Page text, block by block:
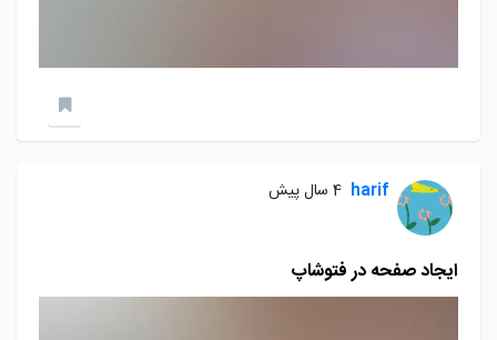
harif 4 سال پیش
ایجاد صفحه در فتوشاپ